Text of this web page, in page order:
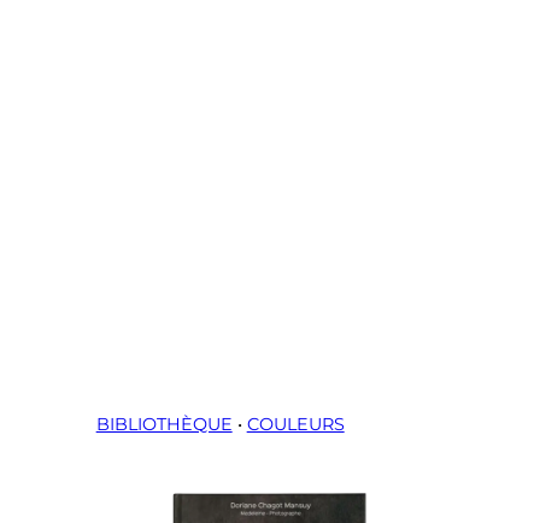
BIBLIOTHÈQUE • COULEURS